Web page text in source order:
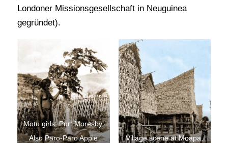
Londoner Missionsgesellschaft in Neuguinea
gegründet).
Motu girls, Port Moresby.
Also Paro-Paro Apple
Village scene at Moapa,